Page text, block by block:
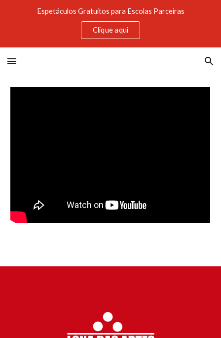
Skip to main content
Espetáculos Gratuitos para Escolas Parceiras
Clique aqui